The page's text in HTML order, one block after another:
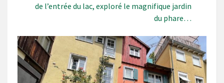
de l’entrée du lac, exploré le magnifique jardin
du phare…